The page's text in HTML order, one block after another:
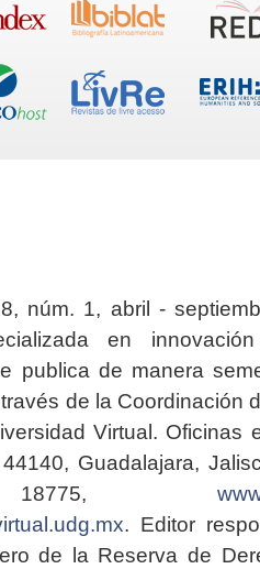
núm. 1, abril -
en
publica de manera
de la Coordinación
Virtual. Oficinas
Guadalajara,
. Editor
de la Reserva de